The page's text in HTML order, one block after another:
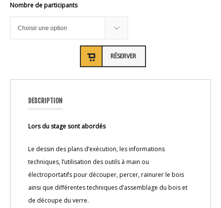
Nombre de participants
RÉSERVER
DESCRIPTION
Lors du stage sont abordés
Le dessin des plans d’exécution, les informations
techniques, l’utilisation des outils à main ou
électroportatifs pour découper, percer, rainurer le bois
ainsi que différentes techniques d’assemblage du bois et
de découpe du verre.